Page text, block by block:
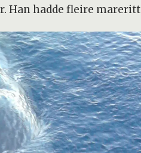
Han hadde fleire